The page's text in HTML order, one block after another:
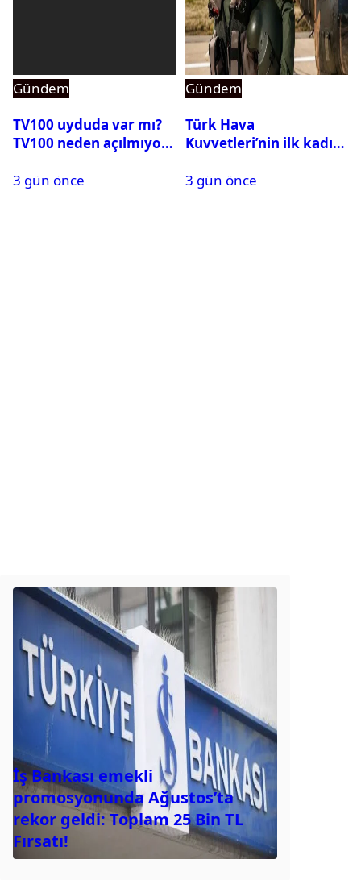
Gündem
TV100 uyduda var mı?
TV100 neden açılmıyor?
3 gün önce
Gündem
Türk Hava
Kuvvetleri’nin ilk kadın
Karapınar hakkında
3 gün önce
İş Bankası emekli
promosyonunda Ağustos’ta
rekor geldi: Toplam 25 Bin TL
Fırsatı!